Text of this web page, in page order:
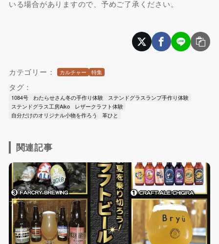
いる場合がありますので、予めご了承ください。
カテゴリー： カルチャー 特集
タグ：
1084号 わたらせさん冬の手作り体験
ステンドグラスランプ手作り体験
ステンドグラス工房Aiko
レザークラフト体験
自分だけのオリジナル小物を作ろう
革ひと
関連記事